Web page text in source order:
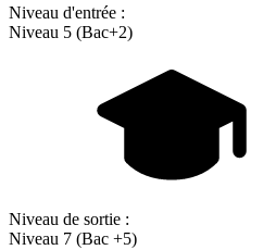
Niveau d'entrée :
Niveau 5 (Bac+2)
Niveau de sortie :
Niveau 7 (Bac +5)